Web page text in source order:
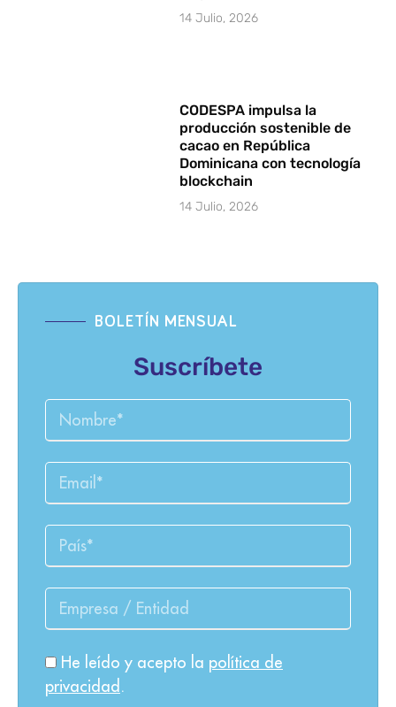
14 Julio, 2026
CODESPA impulsa la
producción sostenible de
cacao en República
Dominicana con tecnología
blockchain
14 Julio, 2026
BOLETÍN MENSUAL
Suscríbete
He leído y acepto la política de
privacidad .